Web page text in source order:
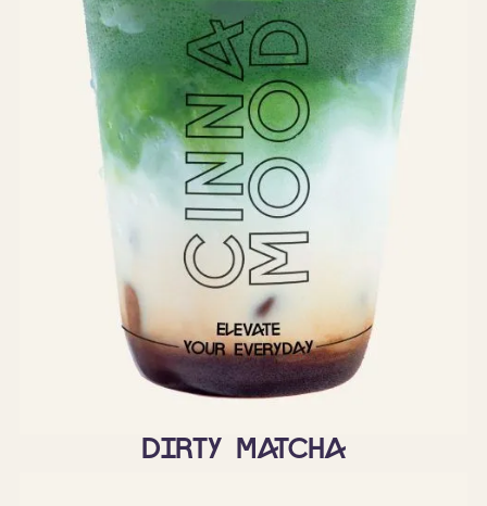
Dirty matcha